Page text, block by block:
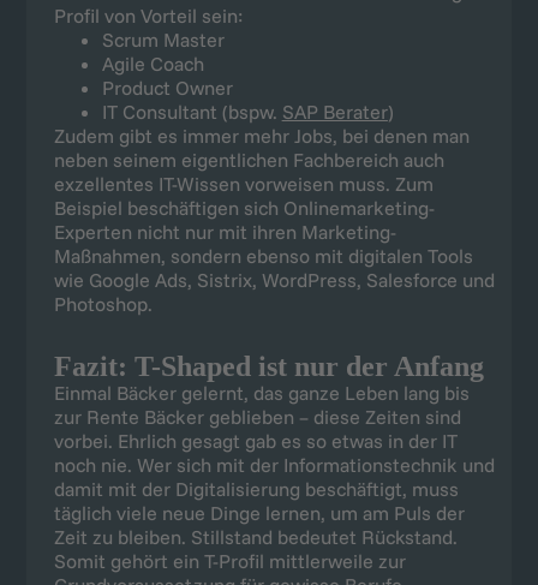
Profil von Vorteil sein:
Scrum Master
Agile Coach
Product Owner
IT Consultant (bspw. SAP Berater)
Zudem gibt es immer mehr Jobs, bei denen man
neben seinem eigentlichen Fachbereich auch
exzellentes IT-Wissen vorweisen muss. Zum
Beispiel beschäftigen sich Onlinemarketing-
Experten nicht nur mit ihren Marketing-
Maßnahmen, sondern ebenso mit digitalen Tools
wie Google Ads, Sistrix, WordPress, Salesforce und
Photoshop.
Fazit: T-Shaped ist nur der Anfang
Einmal Bäcker gelernt, das ganze Leben lang bis
zur Rente Bäcker geblieben – diese Zeiten sind
vorbei. Ehrlich gesagt gab es so etwas in der IT
noch nie. Wer sich mit der Informationstechnik und
damit mit der Digitalisierung beschäftigt, muss
täglich viele neue Dinge lernen, um am Puls der
Zeit zu bleiben. Stillstand bedeutet Rückstand.
Somit gehört ein T-Profil mittlerweile zur